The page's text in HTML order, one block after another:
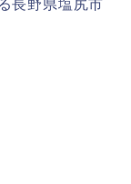
長野県塩尻市